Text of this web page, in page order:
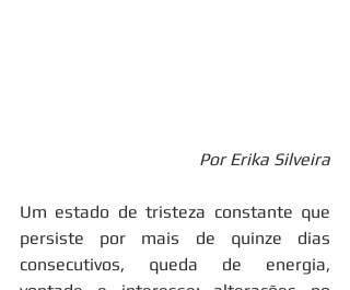
Por Erika Silveira
Um estado de tristeza constante que
persiste por mais de quinze dias
consecutivos, queda de energia,